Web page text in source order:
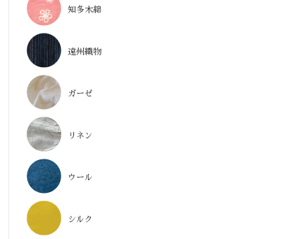
知多木綿
遠州織物
ガーゼ
リネン
ウール
シルク